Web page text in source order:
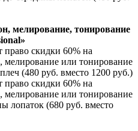
мелирование, тонирование
скидки 60% на
мелирование или тонирование
(480 руб. вместо 1200 руб.)
скидки 60% на
мелирование или тонирование
лопаток (680 руб. вместо